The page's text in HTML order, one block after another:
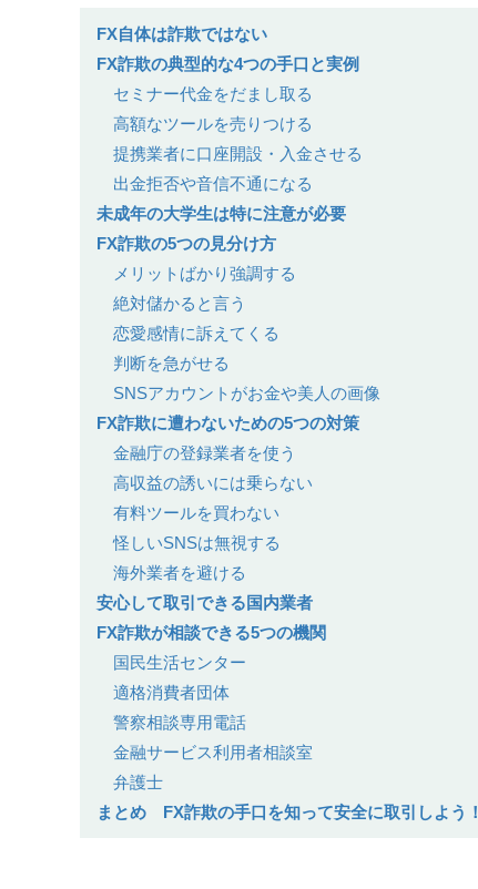
FX自体は詐欺ではない
FX詐欺の典型的な4つの手口と実例
セミナー代金をだまし取る
高額なツールを売りつける
提携業者に口座開設・入金させる
出金拒否や音信不通になる
未成年の大学生は特に注意が必要
FX詐欺の5つの見分け方
メリットばかり強調する
絶対儲かると言う
恋愛感情に訴えてくる
判断を急がせる
SNSアカウントがお金や美人の画像
FX詐欺に遭わないための5つの対策
金融庁の登録業者を使う
高収益の誘いには乗らない
有料ツールを買わない
怪しいSNSは無視する
海外業者を避ける
安心して取引できる国内業者
FX詐欺が相談できる5つの機関
国民生活センター
適格消費者団体
警察相談専用電話
金融サービス利用者相談室
弁護士
まとめ FX詐欺の手口を知って安全に取引しよう！